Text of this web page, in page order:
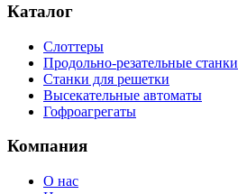
Каталог
Слоттеры
Продольно-резательные станки
Станки для решетки
Высекательные автоматы
Гофроагрегаты
Компания
О нас